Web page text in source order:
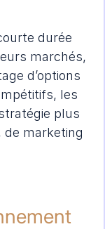
durée
marchés,
d’options
les
plus
de marketing